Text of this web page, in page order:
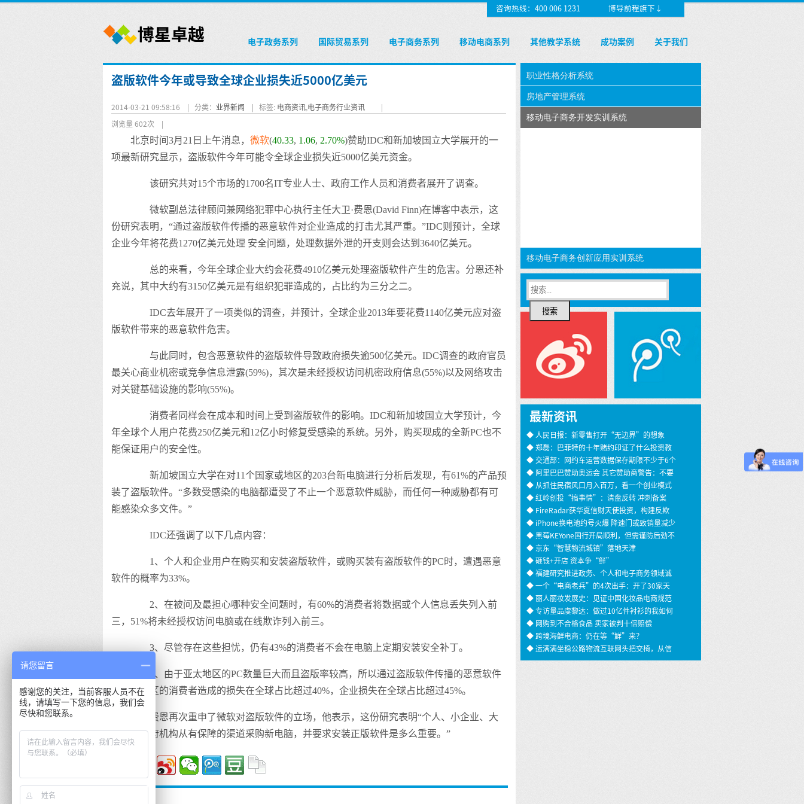
咨询热线：400 006 1231 博导前程旗下↓
电子政务系列 国际贸易系列 电子商务系列 移动电商系列 其他教学系统 成功案例 关于我们
盗版软件今年或导致全球企业损失近5000亿美元
2014-03-21 09:58:16 | 分类： 业界新闻 | 标签: 电商资讯,电子商务行业资讯
|
浏览量 602次 |
北京时间3月21日上午消息， 微软(40.33, 1.06, 2.70%)赞助IDC和新加坡国立大学展开的一
项最新研究显示，盗版软件今年可能令全球企业损失近5000亿美元资金。
该研究共对15个市场的1700名IT专业人士、政府工作人员和消费者展开了调查。
微软副总法律顾问兼网络犯罪中心执行主任大卫·费恩(David Finn)在博客中表示，这
份研究表明，“通过盗版软件传播的恶意软件对企业造成的打击尤其严重。”IDC则预计，全球
企业今年将花费1270亿美元处理 安全问题，处理数据外泄的开支则会达到3640亿美元。
总的来看，今年全球企业大约会花费4910亿美元处理盗版软件产生的危害。分恩还补
充说，其中大约有3150亿美元是有组织犯罪造成的，占比约为三分之二。
IDC去年展开了一项类似的调查，并预计，全球企业2013年要花费1140亿美元应对盗
版软件带来的恶意软件危害。
与此同时，包含恶意软件的盗版软件导致政府损失逾500亿美元。IDC调查的政府官员
最关心商业机密或竞争信息泄露(59%)，其次是未经授权访问机密政府信息(55%)以及网络攻击
对关键基础设施的影响(55%)。
消费者同样会在成本和时间上受到盗版软件的影响。IDC和新加坡国立大学预计，今
年全球个人用户花费250亿美元和12亿小时修复受感染的系统。另外，购买现成的全新PC也不
能保证用户的安全性。
新加坡国立大学在对11个国家或地区的203台新电脑进行分析后发现，有61%的产品预
装了盗版软件。“多数受感染的电脑都遭受了不止一个恶意软件威胁，而任何一种威胁都有可
能感染众多文件。”
IDC还强调了以下几点内容：
1、个人和企业用户在购买和安装盗版软件，或购买装有盗版软件的PC时，遭遇恶意
软件的概率为33%。
2、在被问及最担心哪种安全问题时，有60%的消费者将数据或个人信息丢失列入前
三，51%将未经授权访问电脑或在线欺诈列入前三。
3、尽管存在这些担忧，仍有43%的消费者不会在电脑上定期安装安全补丁。
4、由于亚太地区的PC数量巨大而且盗版率较高，所以通过盗版软件传播的恶意软件
给这一地区的消费者造成的损失在全球占比超过40%，企业损失在全球占比超过45%。
费恩再次重申了微软对盗版软件的立场，他表示，这份研究表明“个人、小企业、大
公司和政府机构从有保障的渠道采购新电脑，并要求安装正版软件是多么重要。”
搜索
最新资讯
◆ 人民日报：新零售打开“无边界”的想象
◆ 郑磊：巴菲特的十年赌约印证了什么投资教
训
◆ 交通部：网约车运营数据保存期限不少于6个
月
◆ 阿里巴巴赞助奥运会 其它赞助商警告：不要
过界
◆ 从抓住民宿风口月入百万，看一个创业模式
◆ 红岭创投“搞事情”：清盘反转 冲刺备案
◆ FireRadar获华夏信财天使投资，构建反欺
诈安全服务
◆ iPhone换电池约号火爆 降速门或致销量减少
1600万
◆ 黑莓KEYone国行开局顺利，但需谨防后劲不
足
◆ 京东“智慧物流城镇”落地天津
◆ 砸钱+开店 资本争“鲜”
◆ 福建研究推进政务、个人和电子商务领域诚
信建设
◆ 一个“电商老兵”的4次出手：开了30家天
猫店，年销30亿
◆ 丽人丽妆发展史：见证中国化妆品电商规范
化之路
◆ 专访量品虞黎达：做过10亿件衬衫的我如何
用399价格做个性定制衬衫？ …
◆ 网购到不合格食品 卖家被判十倍赔偿
◆ 跨境海鲜电商：仍在等“鲜”来？
◆ 运满满坐稳公路物流互联网头把交椅，从信
息撮合到车货匹配
请您留言
感谢您的关注，当前客服人员不在
线，请填写一下您的信息，我们会
尽快和您联系。